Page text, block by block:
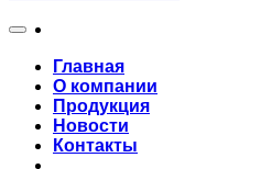
Главная
О компании
Продукция
Новости
Контакты